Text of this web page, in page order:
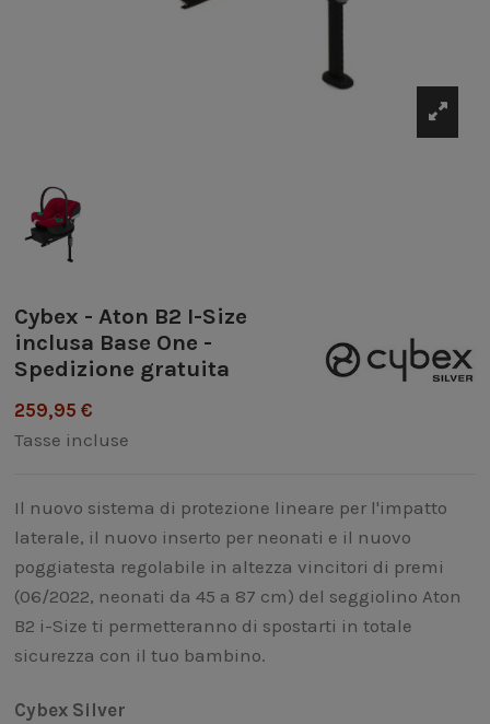
Cybex - Aton B2 I-Size
inclusa Base One -
Spedizione gratuita
259,95 €
Tasse incluse
Il nuovo sistema di protezione lineare per l'impatto
laterale, il nuovo inserto per neonati e il nuovo
poggiatesta regolabile in altezza vincitori di premi
(06/2022, neonati da 45 a 87 cm) del seggiolino Aton
B2 i-Size ti permetteranno di spostarti in totale
sicurezza con il tuo bambino.
Cybex Silver